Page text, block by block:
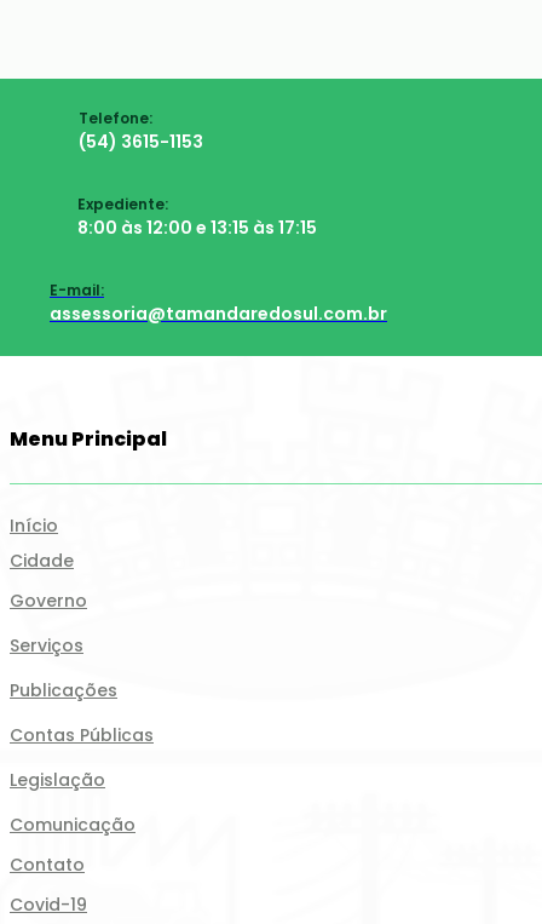
Telefone:
(54) 3615-1153
Expediente:
8:00 às 12:00 e 13:15 às 17:15
E-mail:
assessoria@tamandaredosul.com.br
Menu Principal
Início
Cidade
Governo
Serviços
Publicações
Contas Públicas
Legislação
Comunicação
Contato
Covid-19